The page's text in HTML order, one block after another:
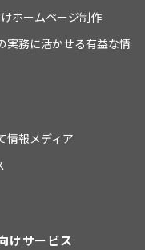
ホームページ制作
実務に活かせる有益な情
情報メディア
けサービス